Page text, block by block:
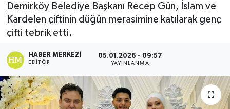
Demirköy Belediye Başkanı Recep Gün, İslam ve
Kardelen çiftinin düğün merasimine katılarak genç
çifti tebrik etti.
HABER MERKEZI
EDITÖR
05.01.2026 - 09:57
YAYINLANMA
Spor
Magazin
Sağlık
Son Dakika Haberleri